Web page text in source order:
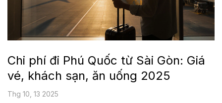
Chi phí đi Phú Quốc từ Sài Gòn: Giá
vé, khách sạn, ăn uống 2025
Thg 10, 13 2025